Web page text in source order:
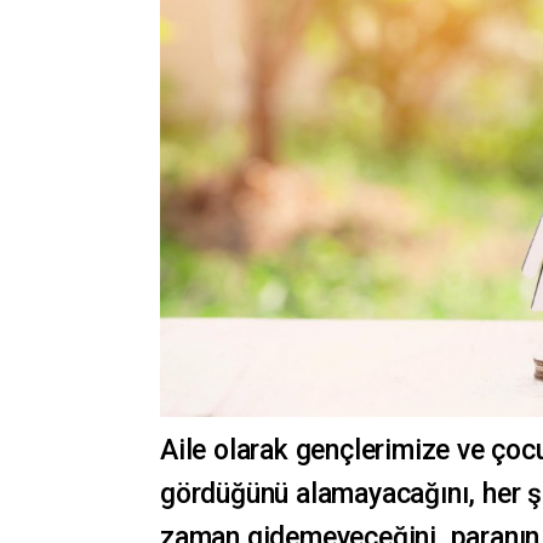
Aile olarak gençlerimize ve
gördüğünü alamayacağını,